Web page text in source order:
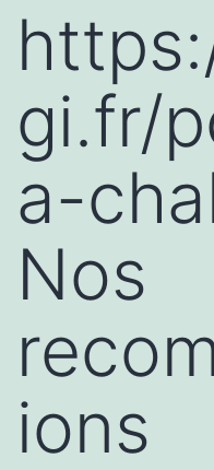
gi.fr/
a-
Nos
ions